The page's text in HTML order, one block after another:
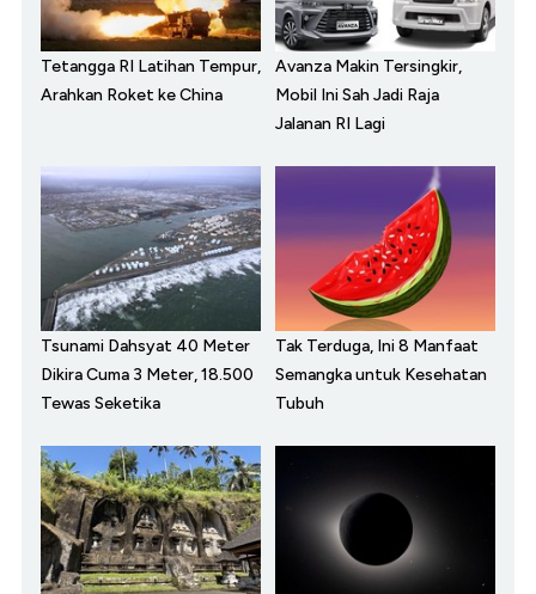
Tetangga RI Latihan Tempur,
Arahkan Roket ke China
Avanza Makin Tersingkir,
Mobil Ini Sah Jadi Raja
Jalanan RI Lagi
Tsunami Dahsyat 40 Meter
Dikira Cuma 3 Meter, 18.500
Tewas Seketika
Tak Terduga, Ini 8 Manfaat
Semangka untuk Kesehatan
Tubuh